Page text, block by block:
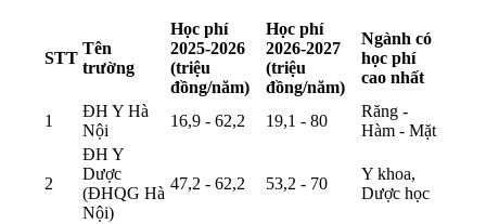
STT
Tên
trường
Học phí
2025-2026
(triệu
đồng/năm)
Học phí
2026-2027
(triệu
đồng/năm)
Ngành có
học phí
cao nhất
1
ĐH Y Hà
Nội
16,9 - 62,2 19,1 - 80
Răng -
Hàm - Mặt
2
ĐH Y
Dược
(ĐHQG Hà
Nội)
47,2 - 62,2 53,2 - 70
Y khoa,
Dược học